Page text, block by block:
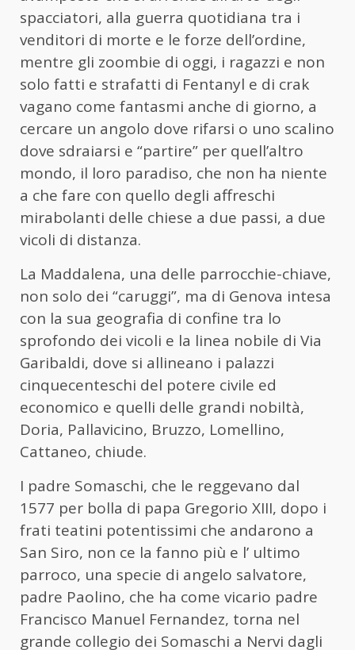
spacciatori, alla guerra quotidiana tra i
venditori di morte e le forze dell’ordine,
mentre gli zoombie di oggi, i ragazzi e non
solo fatti e strafatti di Fentanyl e di crak
vagano come fantasmi anche di giorno, a
cercare un angolo dove rifarsi o uno scalino
dove sdraiarsi e “partire” per quell’altro
mondo, il loro paradiso, che non ha niente
a che fare con quello degli affreschi
mirabolanti delle chiese a due passi, a due
vicoli di distanza.
La Maddalena, una delle parrocchie-chiave,
non solo dei “caruggi”, ma di Genova intesa
con la sua geografia di confine tra lo
sprofondo dei vicoli e la linea nobile di Via
Garibaldi, dove si allineano i palazzi
cinquecenteschi del potere civile ed
economico e quelli delle grandi nobiltà,
Doria, Pallavicino, Bruzzo, Lomellino,
Cattaneo, chiude.
I padre Somaschi, che le reggevano dal
1577 per bolla di papa Gregorio XIII, dopo i
frati teatini potentissimi che andarono a
San Siro, non ce la fanno più e l’ ultimo
parroco, una specie di angelo salvatore,
padre Paolino, che ha come vicario padre
Francisco Manuel Fernandez, torna nel
grande collegio dei Somaschi a Nervi dagli